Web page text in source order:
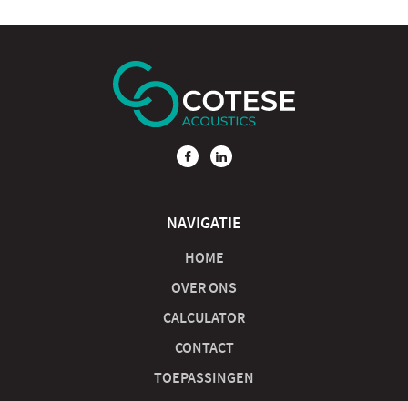
NAVIGATIE
HOME
OVER ONS
CALCULATOR
CONTACT
TOEPASSINGEN